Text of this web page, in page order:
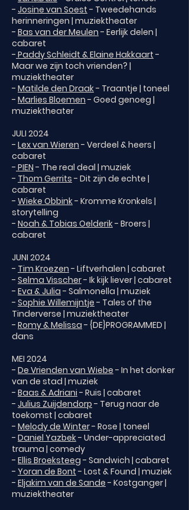
- Josine van Soest - Tweedehands
herinneringen | muziektheater
- Bas van der Meulen - Eerlijk delen |
cabaret
- Paddy Schleidt & Elaine Hakkaart -
Maar we zijn toch vrienden? |
muziektheater
- Matilde den Draak- Traantje | toneel
- Marlies Bloemen - Goed genoeg |
muziektheater
JULI 2024
- Lex van Wieren - Verdeel & heers |
cabaret
- PIEN - The real deal | muziek
- Thom Gerrits - Dit zijn de echte |
cabaret
- Wieke Obbink- Kromme Kronkels |
storytelling
- Noah & Tobias Oelderik- Broers |
cabaret
JUNI 2024
- Tim Kroezen - Liftverhalen | cabaret
- Selma Visscher- Ik kijk liever | cabaret
- Eva & Julia - Salmonella | muziek
- Sophie Willemijntje - Tales of the
Tinderverse | muziektheater
- Romy & Melissa - {DE}PROGRAMMED |
dans
MEI 2024
- De Vrienden van Wiebe - In het donker
van de stad | muziek
- Baas & Adriani - Ruis | cabaret
- Julius Zuijdendorp - Terug naar de
toekomst | cabaret
- Melody de Winter- Rose | toneel
- Daniel Yazbek- Under-appreciated
trauma | comedy
- Ellis Broeksteeg - Sandwich | cabaret
- Yoran de Bont - Lost & Found | muziek
- Eljakim van de Sande - Kostganger |
muziektheater